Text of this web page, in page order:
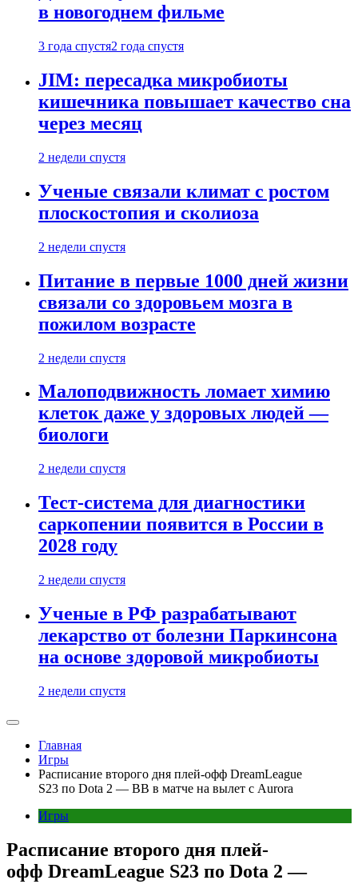
в новогоднем фильме
3 года спустя2 года спустя
JIM: пересадка микробиоты
кишечника повышает качество сна
через месяц
2 недели спустя
Ученые связали климат с ростом
плоскостопия и сколиоза
2 недели спустя
Питание в первые 1000 дней жизни
связали со здоровьем мозга в
пожилом возрасте
2 недели спустя
Малоподвижность ломает химию
клеток даже у здоровых людей —
биологи
2 недели спустя
Тест-система для диагностики
саркопении появится в России в
2028 году
2 недели спустя
Ученые в РФ разрабатывают
лекарство от болезни Паркинсона
на основе здоровой микробиоты
2 недели спустя
Главная
Игры
Расписание второго дня плей-офф DreamLeague
S23 по Dota 2 — BB в матче на вылет с Aurora
Игры
Расписание второго дня плей-
офф DreamLeague S23 по Dota 2 —